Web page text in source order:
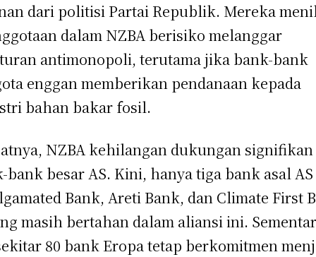
dari politisi Partai Republik. Mereka
dalam NZBA berisiko melanggar
antimonopoli, terutama jika bank-bank
enggan memberikan pendanaan kepada
bahan bakar fosil.
NZBA kehilangan dukungan
bank besar AS. Kini, hanya tiga bank asal
Bank, Areti Bank, dan Climate First
masih bertahan dalam aliansi ini.
80 bank Eropa tetap berkomitmen